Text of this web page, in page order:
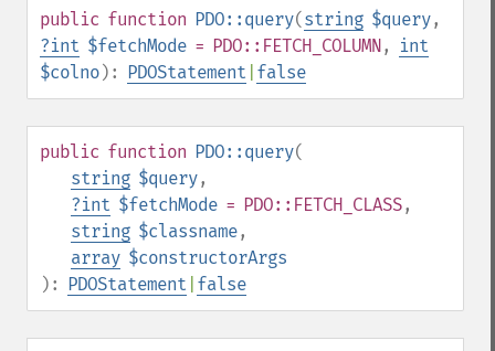
public function PDO::query(string $query,
?int $fetchMode = PDO::FETCH_COLUMN,
int
$colno): PDOStatement false
public function PDO::query(
string $query,
?int $fetchMode = PDO::FETCH_CLASS,
string $classname,
array $constructorArgs
): PDOStatement false